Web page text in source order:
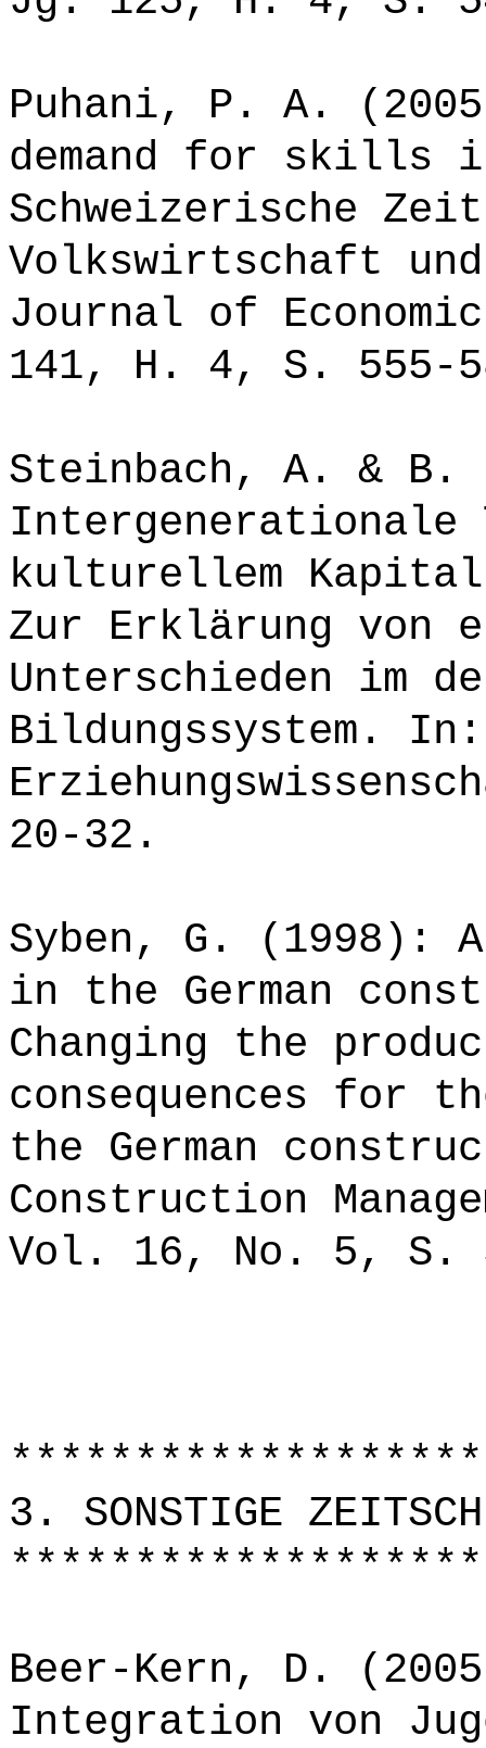
Puhani, P. A.
demand for skills
Schweizerische
Volkswirtschaft
Journal of
141, H. 4, S. 555-
Steinbach, A. & B.
Intergenerationale
kulturellem
Zur Erklärung von
Unterschieden im
Bildungssystem.
20-32.
Syben, G. (1998):
in the German
Changing the
consequences for
the German
Construction
Vol. 16, No. 5, S.
3. SONSTIGE
Beer-Kern, D.
Integration von